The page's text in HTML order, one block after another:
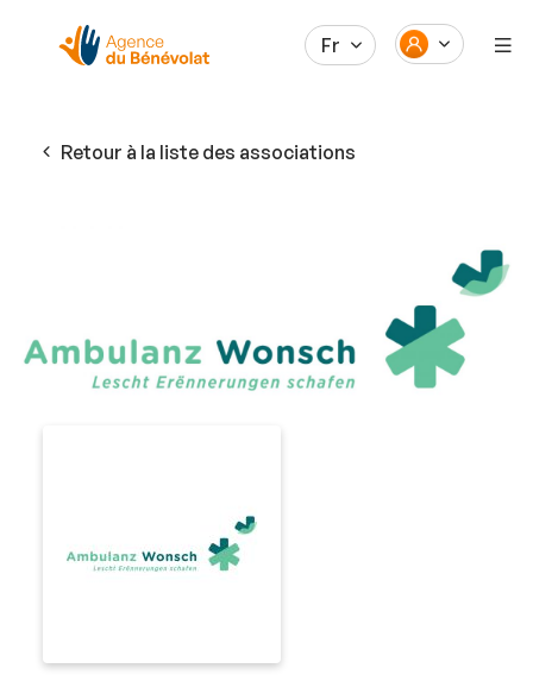
Fr
Retour à la liste des associations